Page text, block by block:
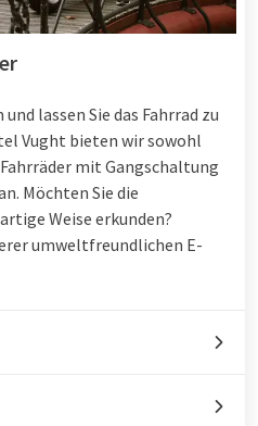
lassen Sie das Fahrrad zu
Vught bieten wir sowohl
mit Gangschaltung
Möchten Sie die
Weise erkunden?
umweltfreundlichen E-